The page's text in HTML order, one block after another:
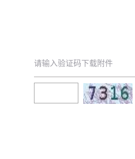
请输入验证码下载附件